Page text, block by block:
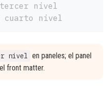
tercer nivel
cuarto nivel
nivel en paneles; el panel
front matter.